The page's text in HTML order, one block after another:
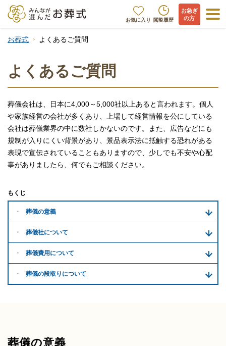
お気に入り 閲覧履歴
お急ぎ
の方
お葬式 よくあるご質問
よくあるご質問
葬儀会社は、日本に4,000～5,000社以上あると言われます。個人
や家族経営の会社が多くあり、上場して経営情報を公にしている
会社は葬儀業界の中に数社しかないのです。また、広告などにも
規制が入りにくい背景があり、景品表示法に抵触する恐れがある
表現で宣伝されていることもありますので、少しでも不安や心配
事がありましたら、何でもご相談ください。
もくじ
葬儀の意義
葬儀社について
葬儀費用について
葬儀の段取りについて
葬儀の意義